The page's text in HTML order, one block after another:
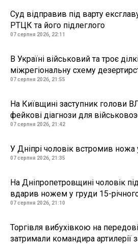
Суд відправив під варту
РТЦК та його підлеглого
07 серпня 2026, 22:11
В Україні військовий та троє
міжрегіональну схему
07 серпня 2026, 21:55
На Київщині заступник голови
фейкові діагнози для
07 серпня 2026, 21:42
У Дніпрі чоловік встромив ножа
07 серпня 2026, 21:35
На Дніпропетровщині чоловік
вдарив ножем у груди 15-річного
07 серпня 2026, 21:10
Торгівля вибухівкою на
затримали командира артилерії